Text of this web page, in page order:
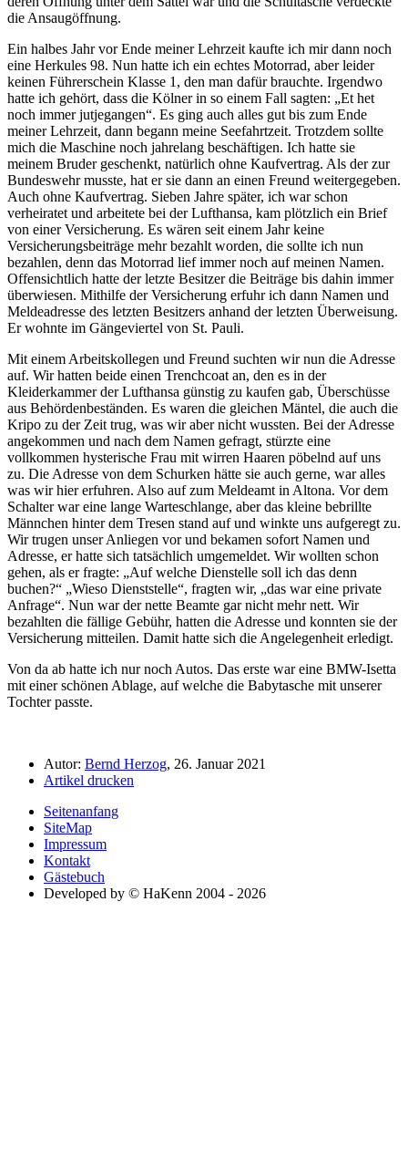
die Ansaugöffnung.
Ein halbes Jahr vor Ende meiner Lehrzeit kaufte ich mir dann noch
eine Herkules 98. Nun hatte ich ein echtes Motorrad, aber leider
keinen Führerschein Klasse 1, den man dafür brauchte. Irgendwo
hatte ich gehört, dass die Kölner in so einem Fall sagten:
Et het
noch immer jutjegangen . Es ging auch alles gut bis zum Ende
meiner Lehrzeit, dann begann meine Seefahrtzeit. Trotzdem sollte
mich die Maschine noch jahrelang beschäftigen. Ich hatte sie
meinem Bruder geschenkt, natürlich ohne Kaufvertrag. Als der zur
Bundeswehr musste, hat er sie dann an einen Freund weitergegeben.
Auch ohne Kaufvertrag. Sieben Jahre später, ich war schon
verheiratet und arbeitete bei der Lufthansa, kam plötzlich ein Brief
von einer Versicherung. Es wären seit einem Jahr keine
Versicherungsbeiträge mehr bezahlt worden, die sollte ich nun
bezahlen, denn das Motorrad lief immer noch auf meinen Namen.
Offensichtlich hatte der letzte Besitzer die Beiträge bis dahin immer
überwiesen. Mithilfe der Versicherung erfuhr ich dann Namen und
Meldeadresse des letzten Besitzers anhand der letzten Überweisung.
Er wohnte im Gängeviertel von St. Pauli.
Mit einem Arbeitskollegen und Freund suchten wir nun die Adresse
auf. Wir hatten beide einen Trenchcoat an, den es in der
Kleiderkammer der Lufthansa günstig zu kaufen gab, Überschüsse
aus Behördenbeständen. Es waren die gleichen Mäntel, die auch die
Kripo zu der Zeit trug, was wir aber nicht wussten. Bei der Adresse
angekommen und nach dem Namen gefragt, stürzte eine
vollkommen hysterische Frau mit wirren Haaren pöbelnd auf uns
zu. Die Adresse von dem Schurken hätte sie auch gerne, war alles
was wir hier erfuhren. Also auf zum Meldeamt in Altona. Vor dem
Schalter war eine lange Warteschlange, aber das kleine bebrillte
Männchen hinter dem Tresen stand auf und winkte uns aufgeregt zu.
Wir trugen unser Anliegen vor und bekamen sofort Namen und
Adresse, er hatte sich tatsächlich umgemeldet. Wir wollten schon
gehen, als er fragte:
Auf welche Dienstelle soll ich das denn
buchen?
Wieso Dienststelle , fragten wir,
das war eine private
Anfrage . Nun war der nette Beamte gar nicht mehr nett. Wir
bezahlten die fällige Gebühr, hatten die Adresse und konnten sie der
Versicherung mitteilen. Damit hatte sich die Angelegenheit erledigt.
Von da ab hatte ich nur noch Autos. Das erste war eine BMW-Isetta
mit einer schönen Ablage, auf welche die Babytasche mit unserer
Tochter passte.
Autor: Bernd Herzog, 26. Januar 2021
Artikel drucken
Seitenanfang
SiteMap
Impressum
Kontakt
Gästebuch
Developed by © HaKenn 2004 - 2026